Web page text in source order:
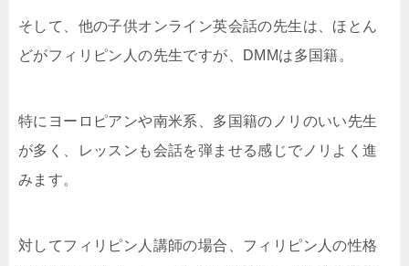
そして、他の子供オンライン英会話の先生は、ほとん
どがフィリピン人の先生ですが、DMMは多国籍。
特にヨーロピアンや南米系、多国籍のノリのいい先生
が多く、レッスンも会話を弾ませる感じでノリよく進
みます。
対してフィリピン人講師の場合、フィリピン人の性格